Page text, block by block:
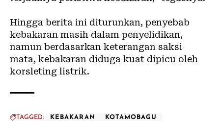
‎Hingga berita ini diturunkan, penyebab
kebakaran masih dalam penyelidikan,
namun berdasarkan keterangan saksi
mata, kebakaran diduga kuat dipicu oleh
korsleting listrik.
TAGGED: KEBAKARAN KOTAMOBAGU